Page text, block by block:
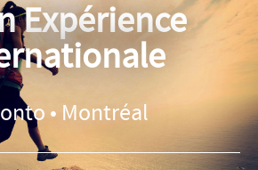
Expérience
• Montréal